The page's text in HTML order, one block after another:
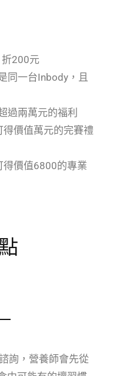
折200元
同一台Inbody，且
過兩萬元的福利
價值萬元的完賽禮
得價值6800的專業
詢，營養師會先從